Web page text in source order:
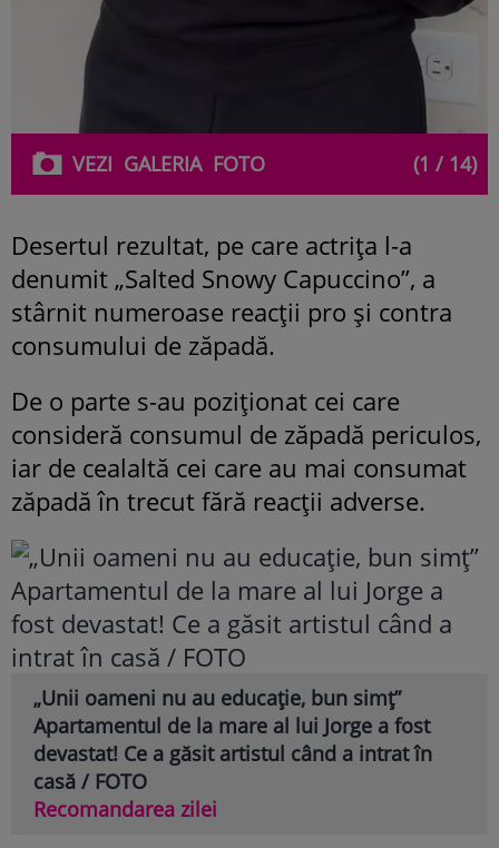
VEZI GALERIAFOTO (1 / 14)
Desertul rezultat, pe care actrița l-a
denumit „Salted Snowy Capuccino”, a
stârnit numeroase reacții pro și contra
consumului de zăpadă.
De o parte s-au poziționat cei care
consideră consumul de zăpadă periculos,
iar de cealaltă cei care au mai consumat
zăpadă în trecut fără reacții adverse.
„Unii oameni nu au educație, bun simț”
Apartamentul de la mare al lui Jorge a fost
devastat! Ce a găsit artistul când a intrat în
casă / FOTO
Recomandarea zilei